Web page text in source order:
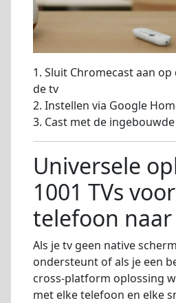
1. Sluit Chromecast aan
de tv
2. Instellen via Google
3. Cast met de
Universele
1001 TVs
telefoon
Als je tv geen native
ondersteunt of als je een
cross-platform oplossing
met elke telefoon en elke